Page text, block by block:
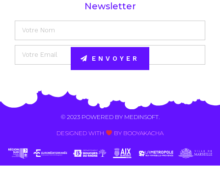
Newsletter
ENVOYER
© 2023 POWERED BY MEDINSOFT.
DESIGNED WITH BY BOOYAKACHA​